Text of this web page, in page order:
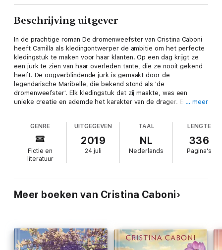
Beschrijving uitgever
In de prachtige roman De dromenweefster van Cristina Caboni
heeft Camilla als kledingontwerper de ambitie om het perfecte
kledingstuk te maken voor haar klanten. Op een dag krijgt ze
een jurk te zien van haar overleden tante, die ze nooit gekend
heeft. De oogverblindende jurk is gemaakt door de
legendarische Maribelle, die bekend stond als 'de
dromenweefster'. Elk kledingstuk dat zij maakte, was een
unieke creatie en ademde het karakter van de drager. Een
van Maribelle. Ze weet: Parijs is de plek om haar avontuur te
beginnen.
Hier begint Camilla's onvergetelijke ontdekkingsreis door de
romantische, kronkelende straatjes van de stad waar dromen
… meer
GENRE
Fictie en
literatuur
UITGEGEVEN
2019
24 juli
TAAL
NL
Nederlands
LENGTE
336
Pagina's
Meer boeken van Cristina Caboni